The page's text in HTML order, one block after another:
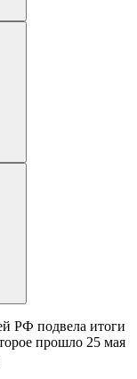
РФ подвела итоги
прошло 25 мая